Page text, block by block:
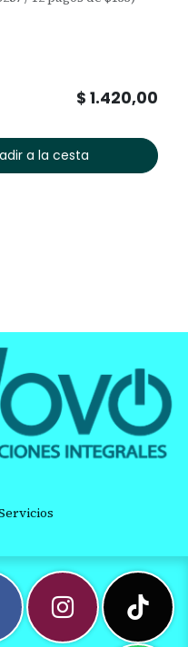
a la cesta
$ 1.420,00